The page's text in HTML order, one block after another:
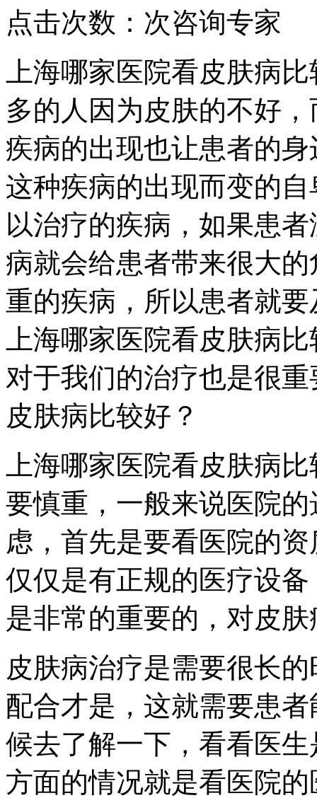
点击次数： 次咨询专家
上海哪家医院看皮肤病
多的人因为皮肤的不好
疾病的出现也让患者的
这种疾病的出现而变的
以治疗的疾病，如果患
病就会给患者带来很大
重的疾病，所以患者就
上海哪家医院看皮肤病
对于我们的治疗也是很
皮肤病比较好？
上海哪家医院看皮肤病
要慎重，一般来说医院
虑，首先是要看医院的
仅仅是有正规的医疗设
是非常的重要的，对皮
皮肤病治疗是需要很长
配合才是，这就需要患
候去了解一下，看看医
方面的情况就是看医院